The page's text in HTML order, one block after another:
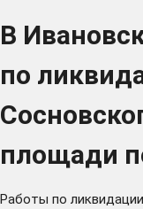
В
по
площади
Работы по